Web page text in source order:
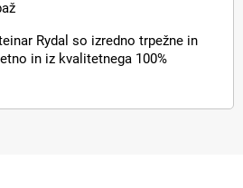
Rydal so izredno trpežne in
in iz kvalitetnega 100%